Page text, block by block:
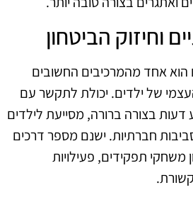
וחיזוק הביטחון
הוא אחד מהמרכיבים החשובים
של ילדים. יכולת לתקשר עם
בצורה ברורה, מסייעת לילדים
חברתיות. ישנם מספר דרכים
משחקי תפקידים, פעילויות